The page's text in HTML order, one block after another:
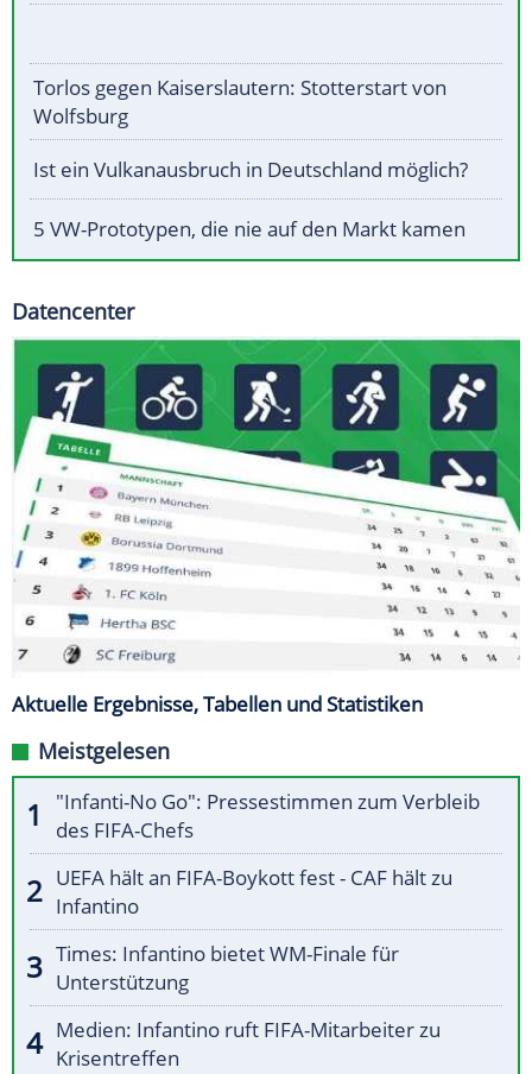
Torlos gegen Kaiserslautern: Stotterstart von
Wolfsburg
Ist ein Vulkanausbruch in Deutschland möglich?
5 VW-Prototypen, die nie auf den Markt kamen
Datencenter
Aktuelle Ergebnisse, Tabellen und Statistiken
Meistgelesen
"Infanti-No Go": Pressestimmen zum Verbleib
des FIFA-Chefs
UEFA hält an FIFA-Boykott fest - CAF hält zu
Infantino
Times: Infantino bietet WM-Finale für
Unterstützung
Medien: Infantino ruft FIFA-Mitarbeiter zu
Krisentreffen